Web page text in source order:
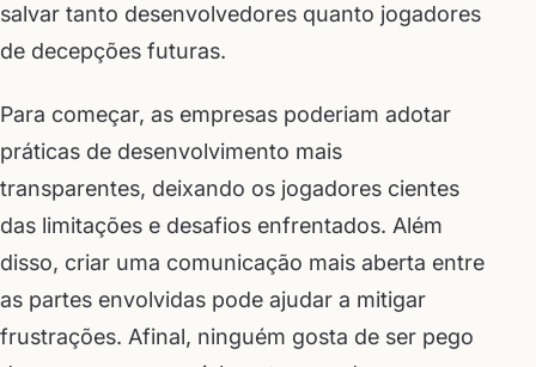
salvar tanto desenvolvedores quanto jogadores
de decepções futuras.
Para começar, as empresas poderiam adotar
práticas de desenvolvimento mais
transparentes, deixando os jogadores cientes
das limitações e desafios enfrentados. Além
disso, criar uma comunicação mais aberta entre
as partes envolvidas pode ajudar a mitigar
frustrações. Afinal, ninguém gosta de ser pego